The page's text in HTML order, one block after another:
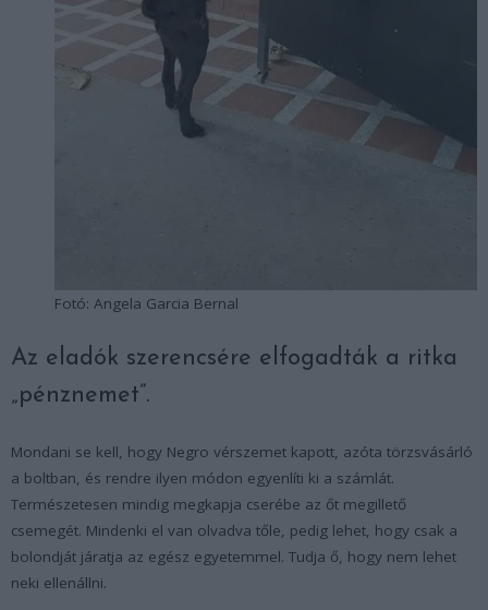
Fotó: Angela Garcia Bernal
Az eladók szerencsére elfogadták a ritka
„pénznemet”.
Mondani se kell, hogy Negro vérszemet kapott, azóta törzsvásárló
a boltban, és rendre ilyen módon egyenlíti ki a számlát.
Természetesen mindig megkapja cserébe az őt megillető
csemegét. Mindenki el van olvadva tőle, pedig lehet, hogy csak a
bolondját járatja az egész egyetemmel. Tudja ő, hogy nem lehet
neki ellenállni.